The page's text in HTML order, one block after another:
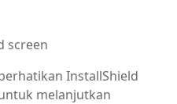
screen
InstallShield
melanjutkan